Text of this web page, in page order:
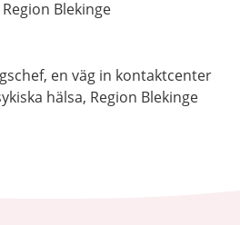
Region Blekinge
en väg in kontaktcenter
hälsa, Region Blekinge